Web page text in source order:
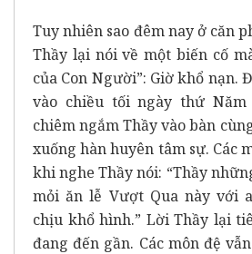
Tuy nhiên sao đêm nay ở căn
Thầy lại nói về một biến cố
của Con Người”: Giờ khổ nạn.
vào chiều tối ngày thứ Năm
chiêm ngắm Thầy vào bàn
xuống hàn huyên tâm sự. Các
khi nghe Thầy nói: “Thầy
mỏi ăn lễ Vượt Qua này với
chịu khổ hình.” Lời Thầy lại
đang đến gần. Các môn đệ